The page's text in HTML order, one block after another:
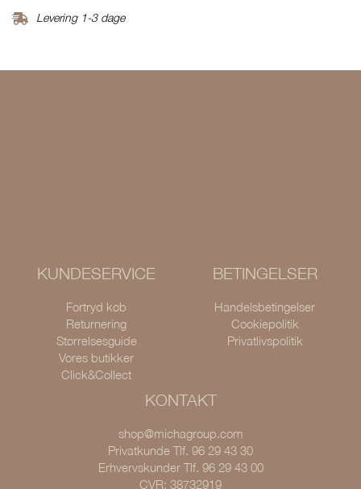
Levering 1-3 dage
KUNDESERVICE
Fortryd køb
Returnering
Størrelsesguide
Vores butikker
Click&Collect
BETINGELSER
Handelsbetingelser
Cookiepolitik
Privatlivspolitik
KONTAKT
shop@michagroup.com
Privatkunde Tlf. 96 29 43 30
Erhvervskunder Tlf. 96 29 43 00
CVR: 38732919